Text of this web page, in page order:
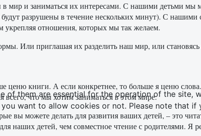
и заниматься их интересами. С нашими детьми мы
разрушены в течение нескольких минут). С
отношения, которых мы так желаем.
Или приглашая их разделить наш мир, или
ценю книги. А если конкретнее, то больше я ценю
что мы хотим заниматься в этом мире.
вы можете делать для развития ваших детей, – это
наших детей, чем совместное чтение с родителями. Я
of them are essential for the operation of the
want to allow cookies or not. Please note that